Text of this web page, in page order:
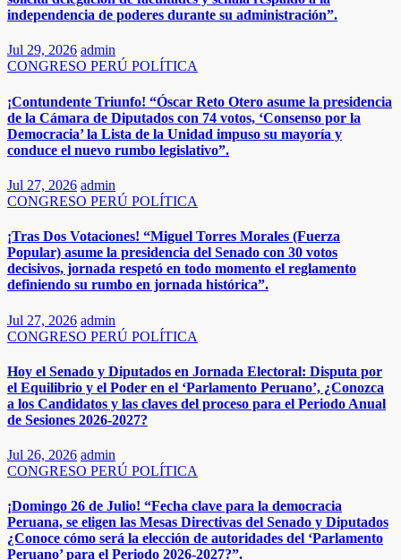
independencia de poderes durante su administración”.
Jul 29, 2026 admin
CONGRESO PERÚ POLÍTICA
¡Contundente Triunfo! “Óscar Reto Otero asume la presidencia
de la Cámara de Diputados con 74 votos, ‘Consenso por la
Democracia’ la Lista de la Unidad impuso su mayoría y
conduce el nuevo rumbo legislativo”.
Jul 27, 2026 admin
CONGRESO PERÚ POLÍTICA
¡Tras Dos Votaciones! “Miguel Torres Morales (Fuerza
Popular) asume la presidencia del Senado con 30 votos
decisivos, jornada respetó en todo momento el reglamento
definiendo su rumbo en jornada histórica”.
Jul 27, 2026 admin
CONGRESO PERÚ POLÍTICA
Hoy el Senado y Diputados en Jornada Electoral: Disputa por
el Equilibrio y el Poder en el ‘Parlamento Peruano’, ¿Conozca
a los Candidatos y las claves del proceso para el Periodo Anual
de Sesiones 2026-2027?
Jul 26, 2026 admin
CONGRESO PERÚ POLÍTICA
¡Domingo 26 de Julio! “Fecha clave para la democracia
Peruana, se eligen las Mesas Directivas del Senado y Diputados
¿Conoce cómo será la elección de autoridades del ‘Parlamento
Peruano’ para el Periodo 2026-2027?”.